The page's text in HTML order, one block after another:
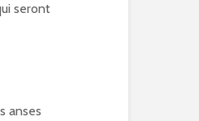
seront
anses